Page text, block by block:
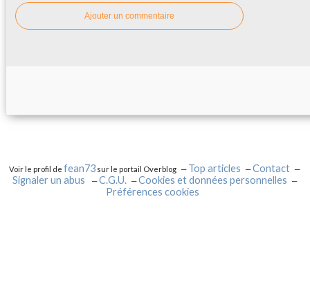
Ajouter un commentaire
Voir le profil defean73 sur le portail Overblog Top articles
Contact
Signaler un abus
C.G.U.
Cookies et données personnelles
Préférences cookies